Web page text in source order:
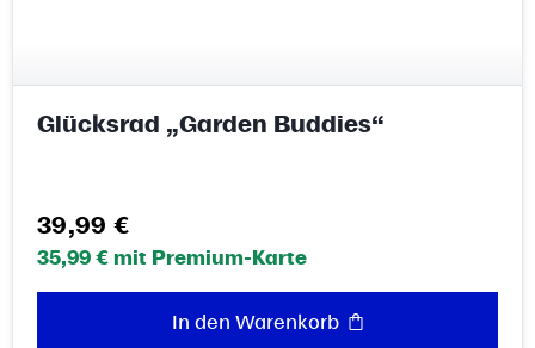
Glücksrad „Garden Buddies“
Regulärer Preis:
39,99 €
35,99 € mit Premium-Karte
In den Warenkorb